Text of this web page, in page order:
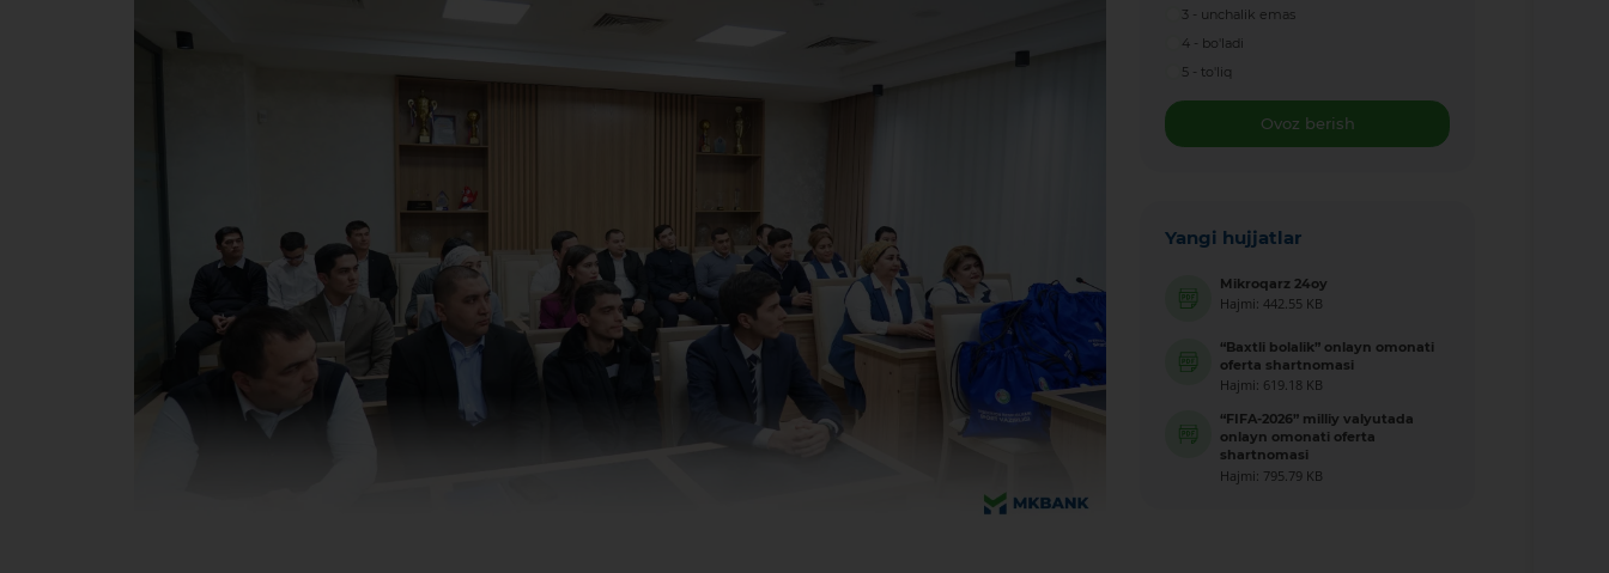
3 - unchalik emas
4 - bo'ladi
5 - to'liq
Ovoz berish
Yangi hujjatlar
Mikroqarz 24oy
Hajmi: 442.55 KB
“Baxtli bolalik” onlayn omonati
oferta shartnomasi
Hajmi: 619.18 KB
“FIFA-2026” milliy valyutada
onlayn omonati oferta
shartnomasi
Hajmi: 795.79 KB